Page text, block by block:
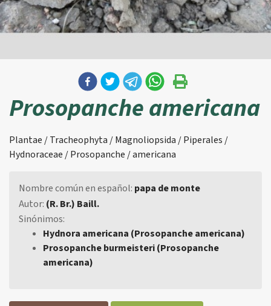
Prosopanche americana
Plantae / Tracheophyta / Magnoliopsida / Piperales /
Hydnoraceae / Prosopanche / americana
Nombre común en español: papa de monte
Autor: (R. Br.) Baill.
Sinónimos:
Hydnora americana (Prosopanche americana)
Prosopanche burmeisteri (Prosopanche
americana)